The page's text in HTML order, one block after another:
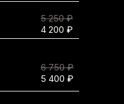
6 750 ₽
5 400 ₽
5 250 ₽
4 200 ₽